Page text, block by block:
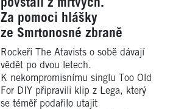
povstali z mrtvých.
Za pomoci hlášky
ze Smrtonosné zbraně
Rockeři The Atavists o sobě dávají
vědět po dvou letech.
K nekompromisnímu singlu Too Old
For DIY připravili klip z Lega, který
se téměř podařilo utajit